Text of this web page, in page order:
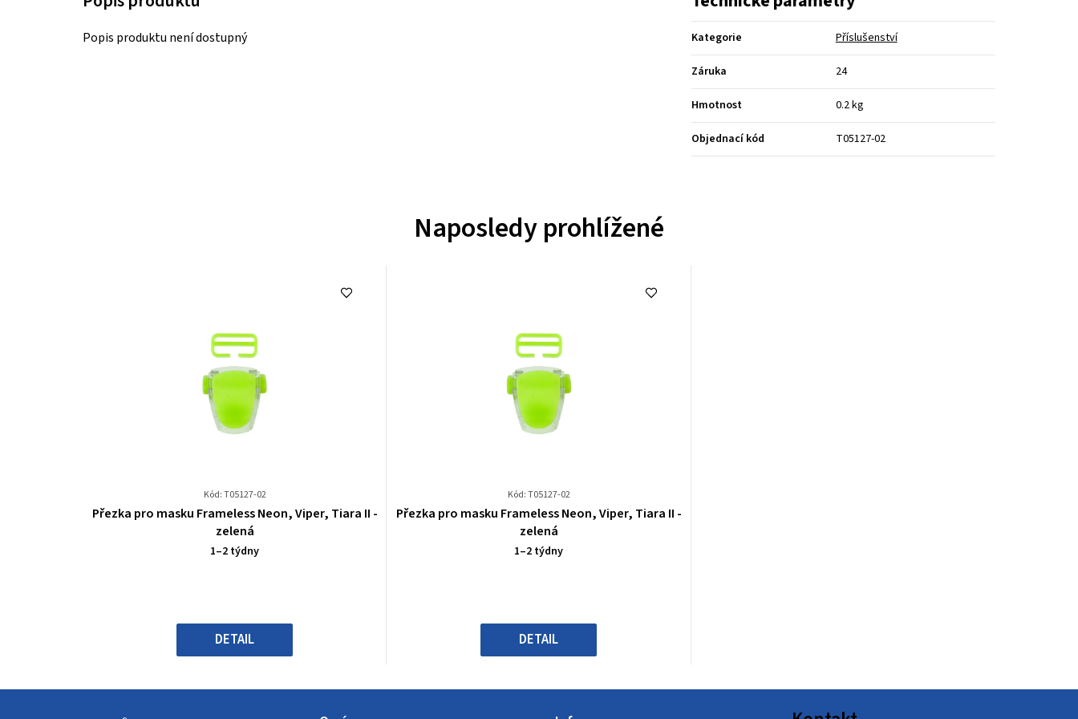
Popis produktu není dostupný Kategorie Příslušenství
Záruka 24
Hmotnost 0.2 kg
Objednací kód T05127-02
Naposledy prohlížené
Kód: T05127-02
Průměrné
hodnocení
produktu
5
hvězdiček.
Přezka pro masku Frameless Neon, Viper, Tiara II -
zelená
1–2 týdny
DETAIL
Kód: T05127-02
Průměrné
hodnocení
produktu
5
hvězdiček.
Přezka pro masku Frameless Neon, Viper, Tiara II -
zelená
1–2 týdny
DETAIL